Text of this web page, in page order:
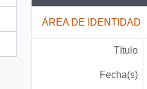
ÁREA DE IDENTIDAD
Título
Fecha(s)